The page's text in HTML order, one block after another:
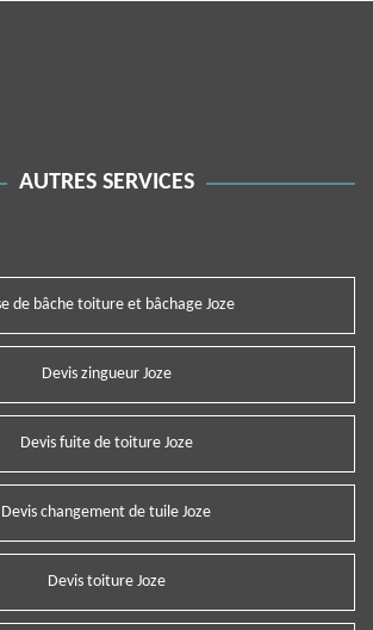
AUTRES SERVICES
de bâche toiture et bâchage Joze
Devis zingueur Joze
Devis fuite de toiture Joze
Devis changement de tuile Joze
Devis toiture Joze